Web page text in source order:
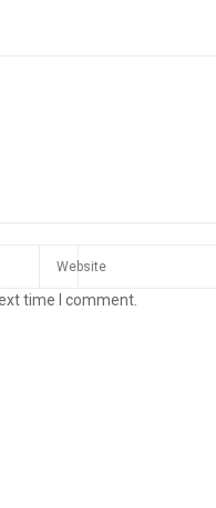
time I comment.